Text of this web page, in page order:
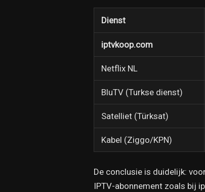
Dienst
iptvkoop.com
Netflix NL
BluTV (Turkse dienst)
Satelliet (Türksat)
Kabel (Ziggo/KPN)
De conclusie is duidelijk:
IPTV-abonnement zoals bij